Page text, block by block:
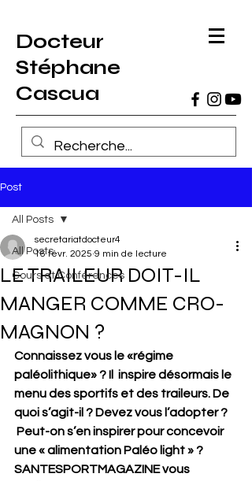
Docteur
Stéphane
Cascua
Post
All Posts
Cours et Conférences
All Posts
LE TRAILEUR DOIT-IL
MANGER COMME CRO-
MAGNON ?
secretariatdocteur4
16 févr. 2025 9 min de lecture
Connaissez vous le «régime
paléolithique» ? Il  inspire désormais le
menu des sportifs et des traileurs. De
quoi s’agit-il ? Devez vous l’adopter ?
Peut-on s’en inspirer pour concevoir
une « alimentation Paléo light » ?
SANTESPORTMAGAZINE vous